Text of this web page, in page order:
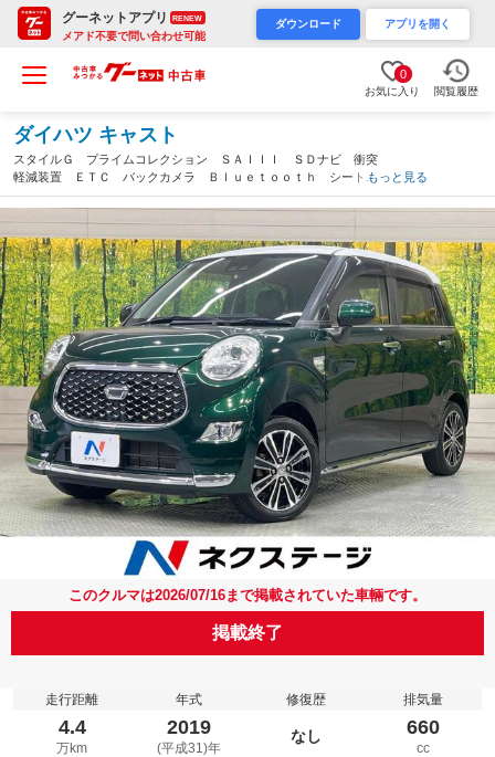
グーネットアプリ RENEW
メアド不要で問い合わせ可能
ダウンロード アプリを開く
0
お気に入り 閲覧履歴
ダイハツ キャスト
スタイルＧ プライムコレクション ＳＡＩＩＩ ＳＤナビ 衝突
軽減装置 ＥＴＣ バックカメラ Ｂｌｕｅｔｏｏｔｈ シートヒ
ーター ＬＥＤヘッド オートエアコン スマートキー プッシュ
スタート シートリフター アイドリングストップ（愛知県）
もっと見る
このクルマは2026/07/16まで掲載されていた車輛です。
掲載終了
走行距離
4.4
万km
年式
2019
(平成31)年
修復歴
なし
排気量
660
cc